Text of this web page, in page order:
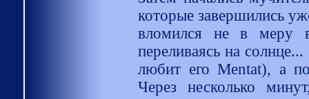
которые завершились
вломился не в меру
переливаясь на
любит его Mentat), а
Через несколько